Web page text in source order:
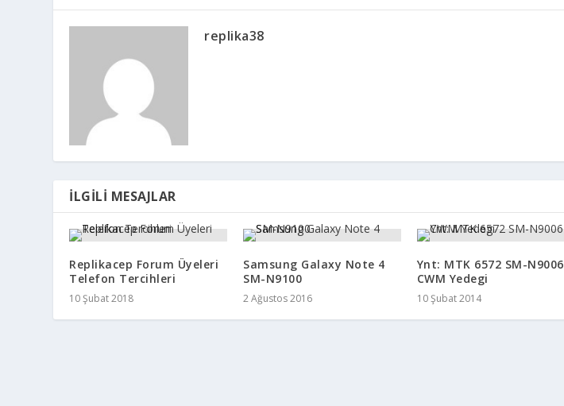
replika38
İLGILI MESAJLAR
Replikacep Forum Üyeleri
Telefon Tercihleri
10 Şubat 2018
Samsung Galaxy Note 4
SM-N9100
2 Ağustos 2016
Ynt: MTK 6572 SM-N9006
CWM Yedegi
10 Şubat 2014